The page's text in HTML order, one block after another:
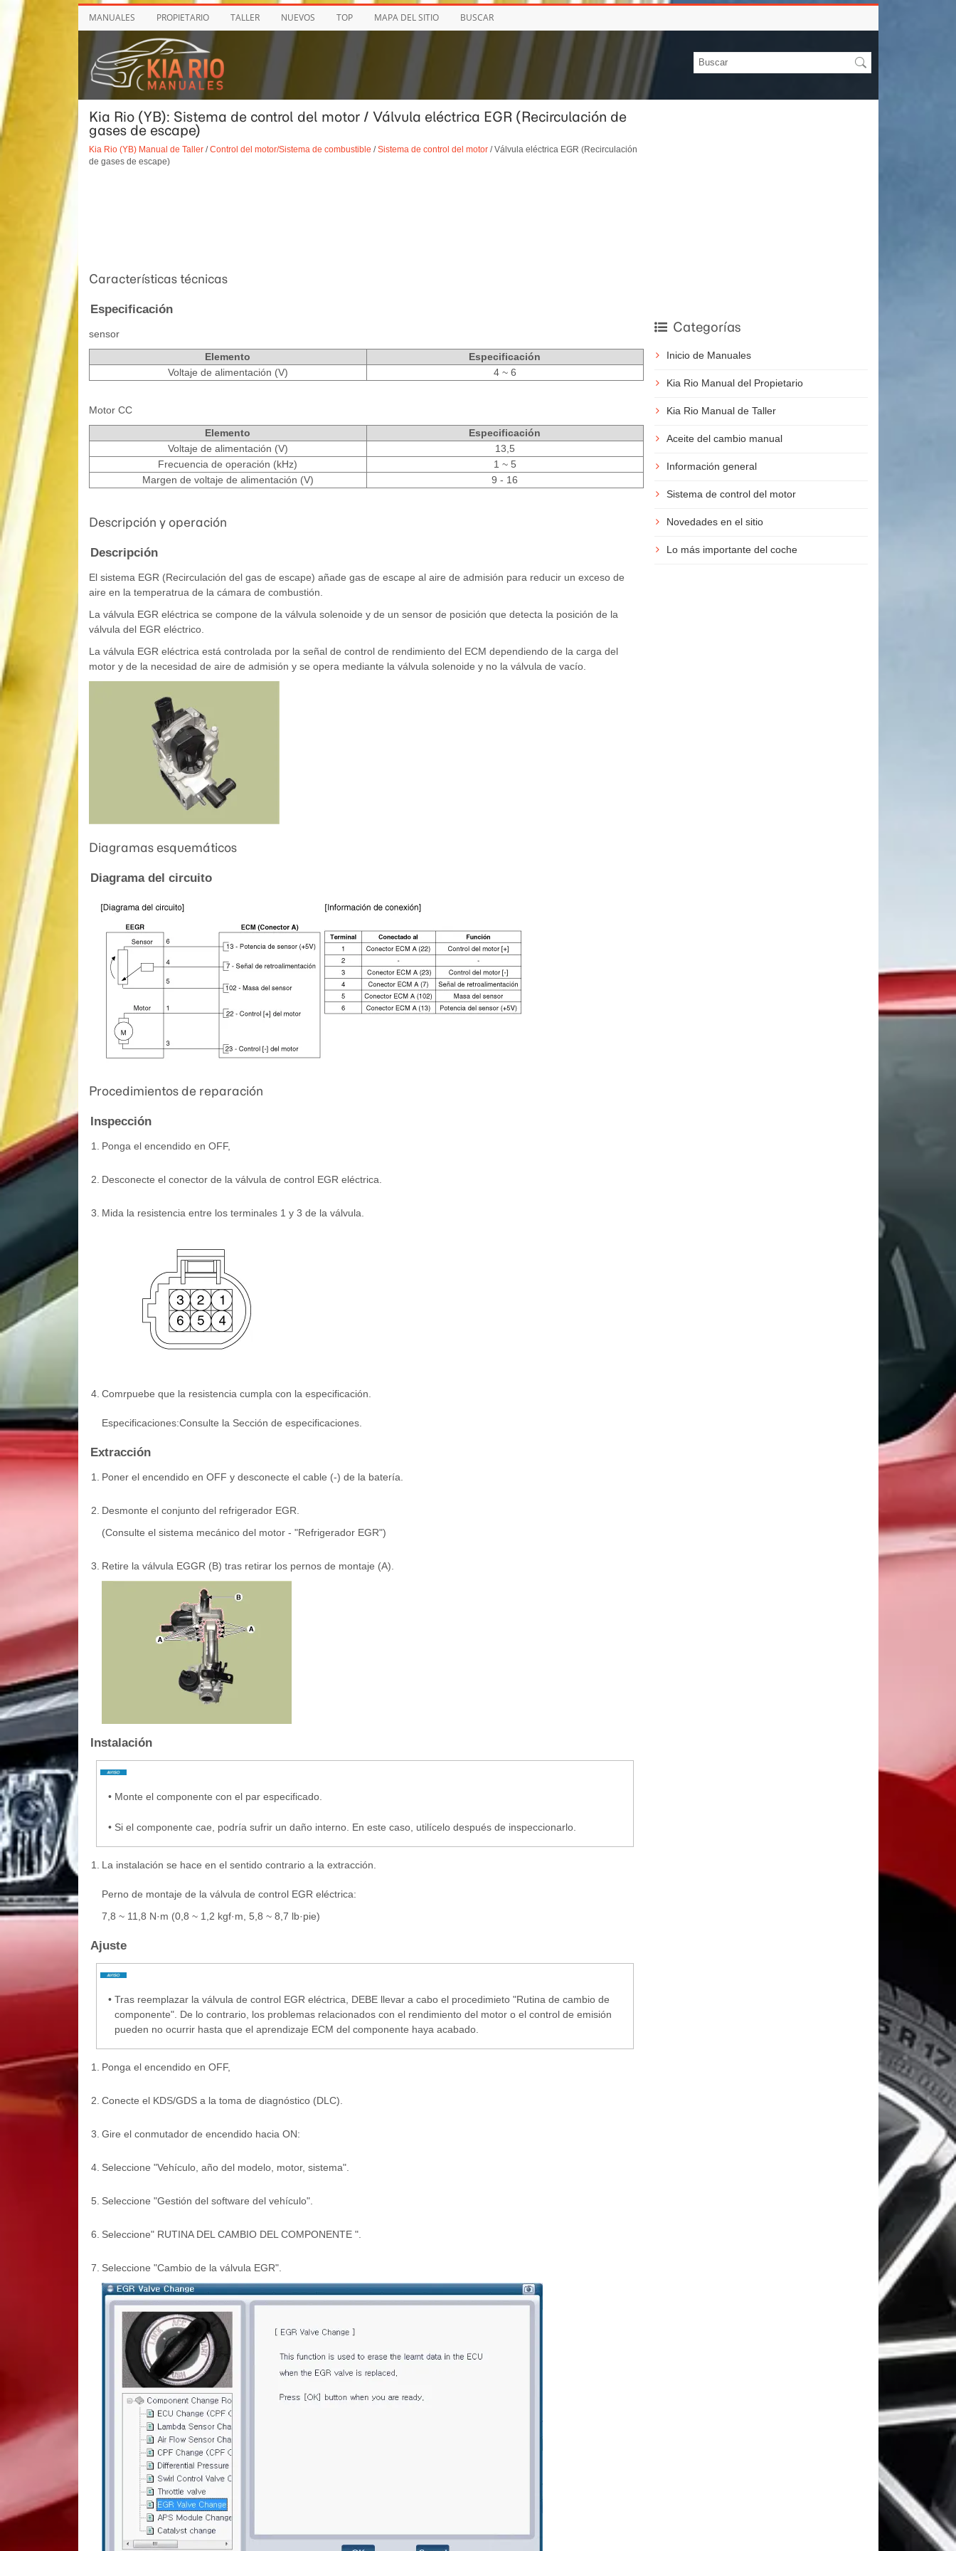
MANUALES PROPIETARIO TALLER NUEVOS TOP MAPA DEL SITIO BUSCAR
Kia Rio (YB): Sistema de control del motor / Válvula eléctrica EGR (Recirculación de
gases de escape)
Kia Rio (YB) Manual de Taller/Control del motor/Sistema de combustible /Sistema de control del motor/ Válvula eléctrica EGR (Recirculación
de gases de escape)
Características técnicas
Especificación
sensor
Elemento
Especificación
Voltaje de alimentación (V)
4 ~ 6
Motor CC
Elemento
Especificación
Voltaje de alimentación (V)
13,5
Frecuencia de operación (kHz)
1 ~ 5
Margen de voltaje de alimentación (V)
9 - 16
Descripción y operación
Descripción
El sistema EGR (Recirculación del gas de escape) añade gas de escape al aire de admisión para reducir un exceso de
aire en la temperatrua de la cámara de combustión.
La válvula EGR eléctrica se compone de la válvula solenoide y de un sensor de posición que detecta la posición de la
válvula del EGR eléctrico.
La válvula EGR eléctrica está controlada por la señal de control de rendimiento del ECM dependiendo de la carga del
motor y de la necesidad de aire de admisión y se opera mediante la válvula solenoide y no la válvula de vacío.
Diagramas esquemáticos
Diagrama del circuito
Procedimientos de reparación
Inspección
1. Ponga el encendido en OFF,
2. Desconecte el conector de la válvula de control EGR eléctrica.
3. Mida la resistencia entre los terminales 1 y 3 de la válvula.
4. Comrpuebe que la resistencia cumpla con la especificación.
Especificaciones:Consulte la Sección de especificaciones.
Extracción
1. Poner el encendido en OFF y desconecte el cable (-) de la batería.
2. Desmonte el conjunto del refrigerador EGR.
(Consulte el sistema mecánico del motor - "Refrigerador EGR")
3. Retire la válvula EGGR (B) tras retirar los pernos de montaje (A).
Instalación
• Monte el componente con el par especificado.
• Si el componente cae, podría sufrir un daño interno. En este caso, utilícelo después de inspeccionarlo.
1. La instalación se hace en el sentido contrario a la extracción.
Perno de montaje de la válvula de control EGR eléctrica:
7,8 ~ 11,8 N·m (0,8 ~ 1,2 kgf·m, 5,8 ~ 8,7 lb·pie)
Ajuste
• Tras reemplazar la válvula de control EGR eléctrica, DEBE llevar a cabo el procedimieto "Rutina de cambio de
componente". De lo contrario, los problemas relacionados con el rendimiento del motor o el control de emisión
pueden no ocurrir hasta que el aprendizaje ECM del componente haya acabado.
1. Ponga el encendido en OFF,
2. Conecte el KDS/GDS a la toma de diagnóstico (DLC).
3. Gire el conmutador de encendido hacia ON:
4. Seleccione "Vehículo, año del modelo, motor, sistema".
5. Seleccione "Gestión del software del vehículo".
6. Seleccione" RUTINA DEL CAMBIO DEL COMPONENTE ".
7. Seleccione "Cambio de la válvula EGR".
Categorías
Inicio de Manuales
Kia Rio Manual del Propietario
Kia Rio Manual de Taller
Aceite del cambio manual
Información general
Sistema de control del motor
Novedades en el sitio
Lo más importante del coche